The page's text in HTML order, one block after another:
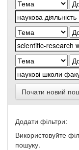
Почати новий
Додати фільтри:
Використовуйте
пошуку.